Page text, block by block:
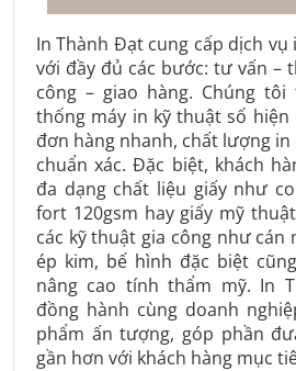
In Thành Đạt cung cấp dịch
với đầy đủ các bước: tư vấn –
công – giao hàng. Chúng
thống máy in kỹ thuật số hiện
đơn hàng nhanh, chất lượng in
chuẩn xác. Đặc biệt, khách
đa dạng chất liệu giấy như
fort 120gsm hay giấy mỹ
các kỹ thuật gia công như cán
ép kim, bế hình đặc biệt
nâng cao tính thẩm mỹ. In
đồng hành cùng doanh
phẩm ấn tượng, góp phần
gần hơn với khách hàng mục